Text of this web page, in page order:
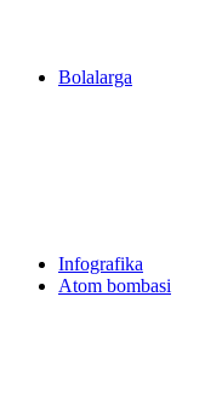
Bolalarga
Infografika
Atom bombasi